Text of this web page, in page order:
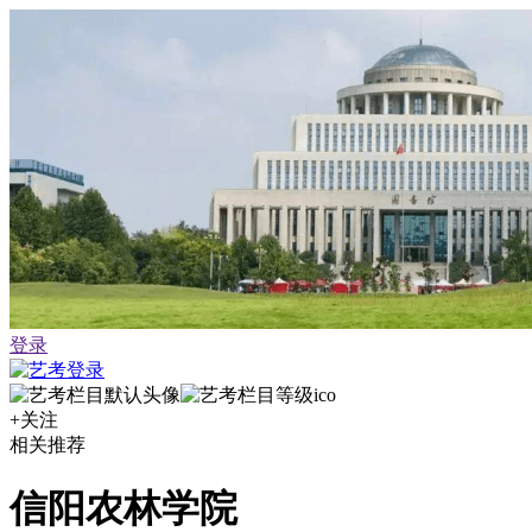
登录
+关注
相关推荐
信阳农林学院